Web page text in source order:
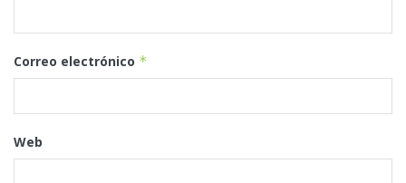
Correo electrónico *
Web